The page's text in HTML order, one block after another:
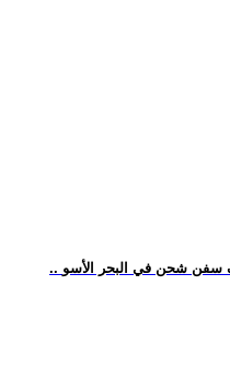
سفن شحن في البحر الأسو